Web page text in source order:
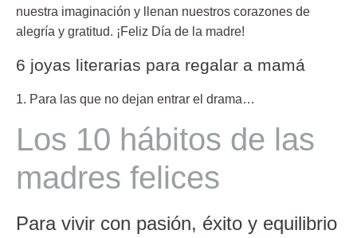
nuestra imaginación y llenan nuestros corazones de
alegría y gratitud. ¡Feliz Día de la madre!
6 joyas literarias para regalar a mamá
1. Para las que no dejan entrar el drama…
Los 10 hábitos de las
madres felices
Para vivir con pasión, éxito y equilibrio